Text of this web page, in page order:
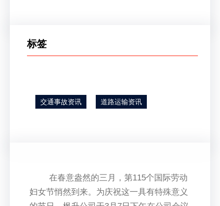
标签
交通事故资讯 道路运输资讯
在春意盎然的三月，第115个国际劳动
妇女节悄然到来。为庆祝这一具有特殊意义